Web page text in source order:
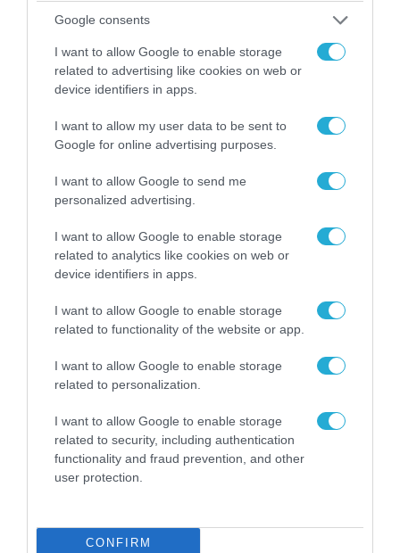
Google consents
I want to allow Google to enable storage
related to advertising like cookies on web or
device identifiers in apps.
I want to allow my user data to be sent to
Google for online advertising purposes.
I want to allow Google to send me
personalized advertising.
I want to allow Google to enable storage
related to analytics like cookies on web or
device identifiers in apps.
I want to allow Google to enable storage
related to functionality of the website or app.
I want to allow Google to enable storage
related to personalization.
I want to allow Google to enable storage
related to security, including authentication
functionality and fraud prevention, and other
user protection.
CONFIRM
06.08.2026 | 09:03
«Οι εντελώς αθώοι»: Η ανάρτηση του Αρκά για
τα ζώα που χάθηκαν στις πυρκαγιές της
Αττικής (φωτο)
Αυτή την ώρα το τελευταίο «αντίο» στον πρώην
υπουργό Ι.Βαρβιτσιώτη (φωτο)